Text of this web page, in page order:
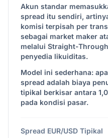
Akun standar
spread itu sendiri,
komisi terpisah per
sebagai market maker
melalui Straight-
penyedia likuiditas.
Model ini sederhana:
spread adalah biaya
tipikal berkisar antara
pada kondisi pasar.
Spread EUR/USD Tipikal